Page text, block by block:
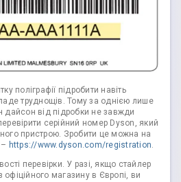
поліграфії підробити навіть
труднощів. Тому за однією лише
дайсон від підробки не завжди
серійний номер Dyson, який
пристрою. Зробити це можна на
https://www.dyson.com/registration.
перевірки. У разі, якщо стайлер
магазину в Європі, ви